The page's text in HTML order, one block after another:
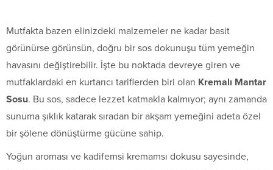
Mutfakta bazen elinizdeki malzemeler ne kadar basit
görünürse görünsün, doğru bir sos dokunuşu tüm yemeğin
havasını değiştirebilir. İşte bu noktada devreye giren ve
mutfaklardaki en kurtarıcı tariflerden biri olan Kremalı Mantar
Sosu. Bu sos, sadece lezzet katmakla kalmıyor; aynı zamanda
sunuma şıklık katarak sıradan bir akşam yemeğini adeta özel
bir şölene dönüştürme gücüne sahip.
Yoğun aroması ve kadifemsi kremamsı dokusu sayesinde,